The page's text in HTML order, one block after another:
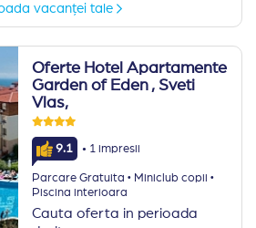
vacanței tale
Oferte Hotel Apartamente
Garden of Eden , Sveti
Vlas,
9.1 · 1 impresii
Parcare Gratuita ·Miniclub copii ·
Piscina interioara
Cauta oferta in perioada